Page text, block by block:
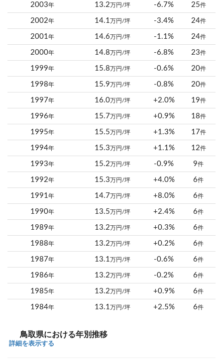
2003年 13.2 万円/坪 -6.7% 25件
2002年 14.1 万円/坪 -3.4% 24件
2001年 14.6 万円/坪 -1.1% 24件
2000年 14.8 万円/坪 -6.8% 23件
1999年 15.8 万円/坪 -0.6% 20件
1998年 15.9 万円/坪 -0.8% 20件
1997年 16.0万円/坪 +2.0% 19件
1996年 15.7 万円/坪 +0.9% 18件
1995年 15.5 万円/坪 +1.3% 17件
1994年 15.3 万円/坪 +1.1% 12件
1993年 15.2 万円/坪 -0.9% 9件
1992年 15.3 万円/坪 +4.0% 6件
1991年 14.7 万円/坪 +8.0% 6件
1990年 13.5 万円/坪 +2.4% 6件
1989年 13.2 万円/坪 +0.3% 6件
1988年 13.2 万円/坪 +0.2% 6件
1987年 13.1 万円/坪 -0.6% 6件
1986年 13.2 万円/坪 -0.2% 6件
1985年 13.2 万円/坪 +0.9% 6件
1984年 13.1 万円/坪 +2.5% 6件
鳥取県における年別推移
詳細を表示する